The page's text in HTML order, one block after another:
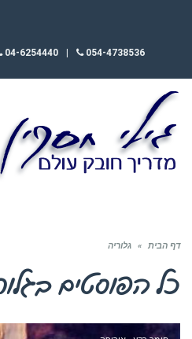
054-4738536
04-6254440
דף הבית » גלוריה
כל הפוסטים ב